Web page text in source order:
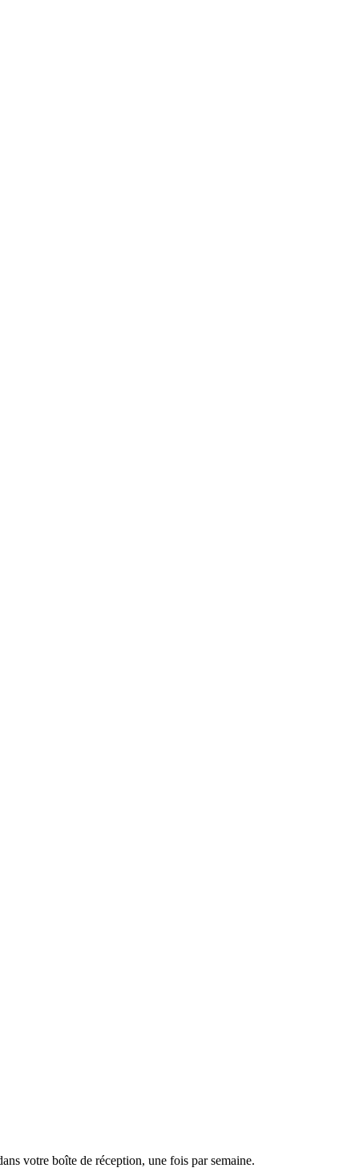
votre boîte de réception, une fois par semaine.